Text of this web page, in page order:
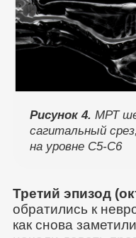
Рисунок 4. МРТ
сагитальный
на уровне С5-С6
Третий эпизод
обратились к
как снова